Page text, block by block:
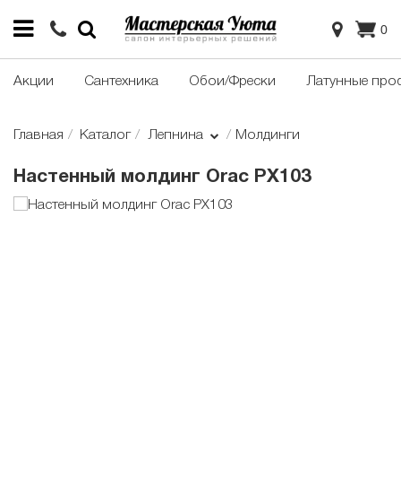
0
Акции Сантехника Обои/Фрески Латунные
Главная Каталог Лепнина Молдинги
Настенный молдинг Orac PX103